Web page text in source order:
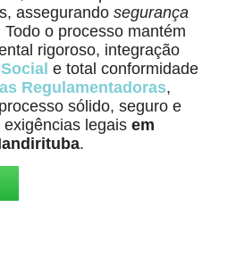
assegurando segurança
o processo mantém
rigoroso, integração
e total conformidade
Regulamentadoras,
sólido, seguro e
legais em
.